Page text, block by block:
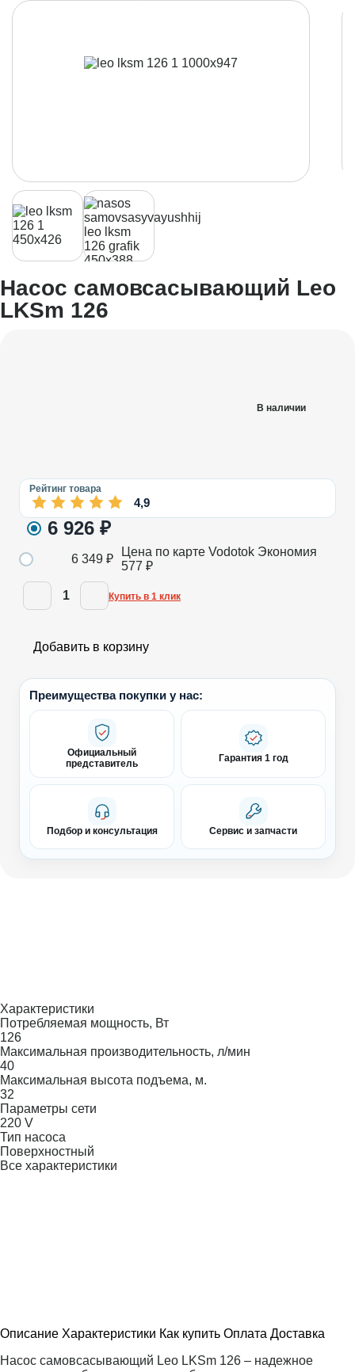
Насос самовсасывающий Leo
LKSm 126
В наличии
Рейтинг товара
4,9
6 926 ₽
6 349 ₽
Цена по карте Vodotok Экономия
577 ₽
1 Купить в 1 клик
Добавить в корзину
Преимущества покупки у нас:
Официальный
представитель
Гарантия 1 год
Подбор и консультация Сервис и запчасти
Характеристики
Потребляемая мощность, Вт
126
Максимальная производительность, л/мин
40
Максимальная высота подъема, м.
32
Параметры сети
220 V
Тип насоса
Поверхностный
Все характеристики
Описание Характеристики Как купить Оплата Доставка
Насос самовсасывающий Leo LKSm 126 – надежное